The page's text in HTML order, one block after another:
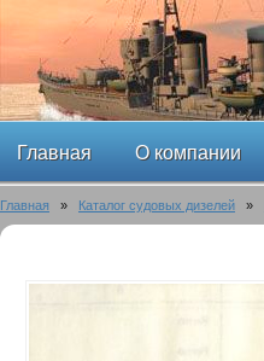
Главная О компании
Главная » Каталог судовых дизелей »